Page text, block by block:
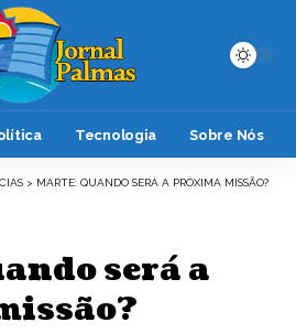
Tecnologia Sobre Nós
> MARTE: QUANDO SERÁ A PRÓXIMA MISSÃO?
será a